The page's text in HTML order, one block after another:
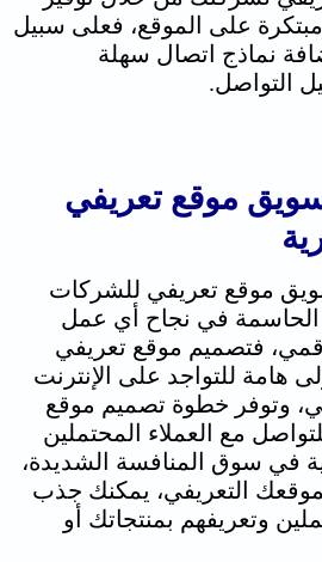
على الموقع، فعلى سبيل
نماذج اتصال سهلة
التواصل.
موقع تعريفي
موقع تعريفي للشركات
الحاسمة في نجاح أي عمل
فتصميم موقع تعريفي
هامة للتواجد على الإنترنت
وتوفر خطوة تصميم موقع
مع العملاء المحتملين
في سوق المنافسة الشديدة،
التعريفي، يمكنك جذب
وتعريفهم بمنتجاتك أو